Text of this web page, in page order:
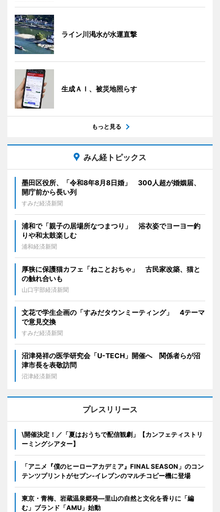
ライン川渇水が水運直撃
生成ＡＩ、被災地照らす
もっと見る
みん経トピックス
墨田区役所、「令和8年8月8日婚」 300人超が婚姻届、
開庁前から長い列
すみだ経済新聞
浦和で「親子の居場所なつまつり」 浴衣姿でヨーヨー釣
りや和太鼓楽しむ
浦和経済新聞
厚狭に保護猫カフェ「ねことおちゃ」 古民家改築、猫と
の触れ合いも
山口宇部経済新聞
文花で学生企画の「すみだタウンミーティング」 4テーマ
で意見交換
すみだ経済新聞
沼津発祥の医学研究会「U-TECH」開催へ 関係者らが沼
津市長を表敬訪問
沼津経済新聞
プレスリリース
\開催決定！／「夏はおうちで配信観劇」【カンフェティストリ
ーミングシアター】
「アニメ『僕のヒーローアカデミア』FINAL SEASON」のコン
テンツプリントがセブン‐イレブンのマルチコピー機に登場
東京・青梅、岩蔵温泉郷発―里山の自然と文化を香りに「編
む」ブランド「AMU」始動